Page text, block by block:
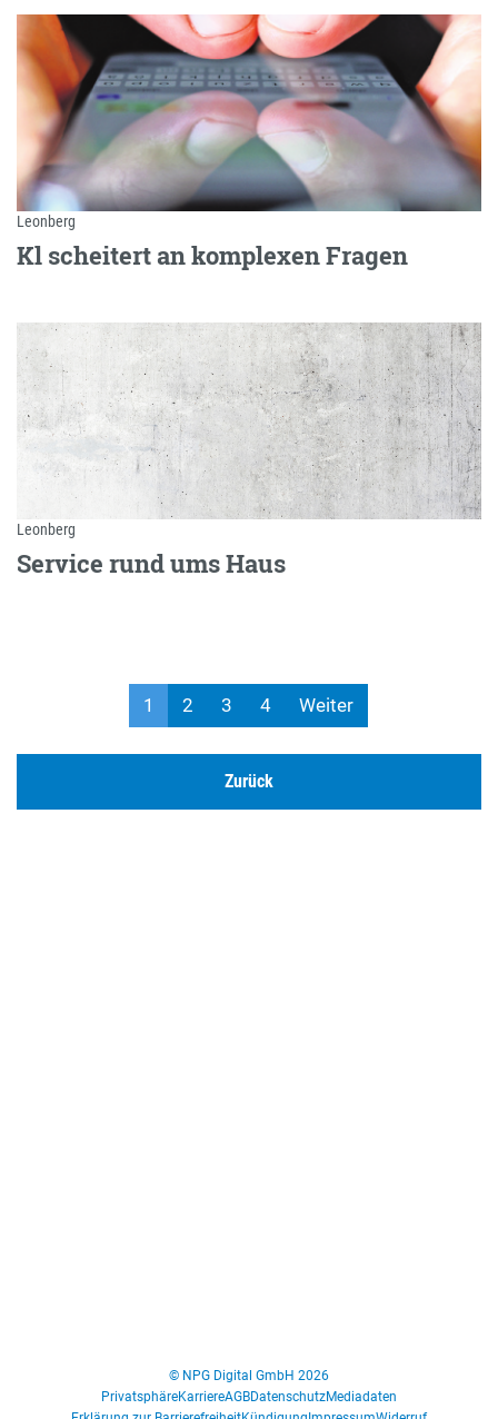
Leonberg
Kl scheitert an komplexen Fragen
Leonberg
Service rund ums Haus
1 2 3 4 Weiter
Zurück
© NPG Digital GmbH 2026
PrivatsphäreKarriereAGBDatenschutzMediadaten